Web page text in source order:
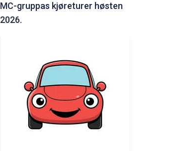
MC-gruppas kjøreturer høsten
2026.